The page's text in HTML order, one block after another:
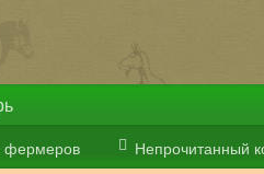
фермеров Непрочитанный